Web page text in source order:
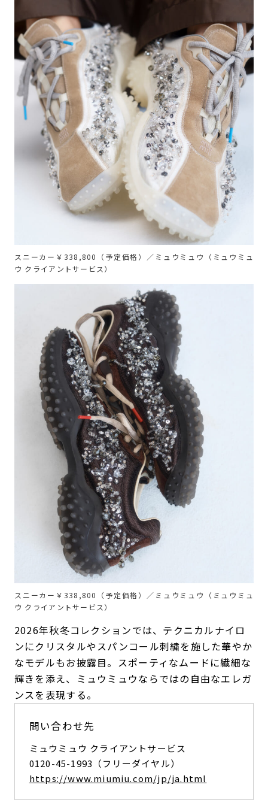
スニーカー￥338,800（予定価格）／ミュウミュウ（ミュウミュ
ウ クライアントサービス）
スニーカー￥338,800（予定価格）／ミュウミュウ（ミュウミュ
ウ クライアントサービス）
2026年秋冬コレクションでは、テクニカルナイロ
ンにクリスタルやスパンコール刺繍を施した華やか
なモデルもお披露目。スポーティなムードに繊細な
輝きを添え、ミュウミュウならではの自由なエレガ
ンスを表現する。
問い合わせ先
ミュウミュウ クライアントサービス
0120-45-1993（フリーダイヤル）
https://www.miumiu.com/jp/ja.html